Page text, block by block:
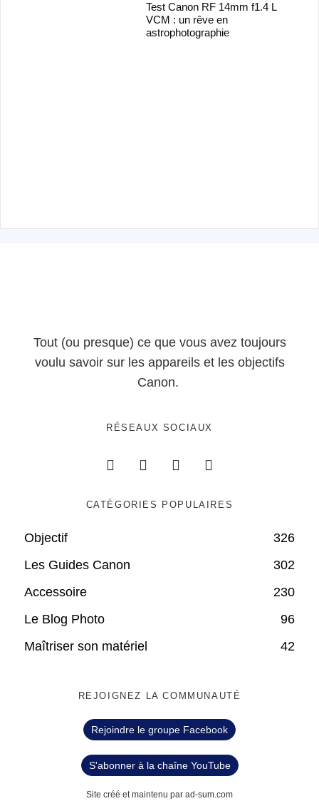
Test Canon RF 14mm f1.4 L
VCM : un rêve en
astrophotographie
Tout (ou presque) ce que vous avez toujours
voulu savoir sur les appareils et les objectifs
Canon.
RÉSEAUX SOCIAUX
CATÉGORIES POPULAIRES
Objectif
326
Les Guides Canon
302
Accessoire
230
Le Blog Photo
96
Maîtriser son matériel
42
REJOIGNEZ LA COMMUNAUTÉ
Rejoindre le groupe Facebook
S'abonner à la chaîne YouTube
Site créé et maintenu par ad-sum.com